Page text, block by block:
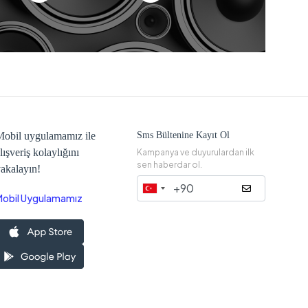
uygulamamız ile
kolaylığını
Uygulamamız
Sms Bültenine Kayıt Ol
Kampanya ve duyurulardan ilk
sen haberdar ol.